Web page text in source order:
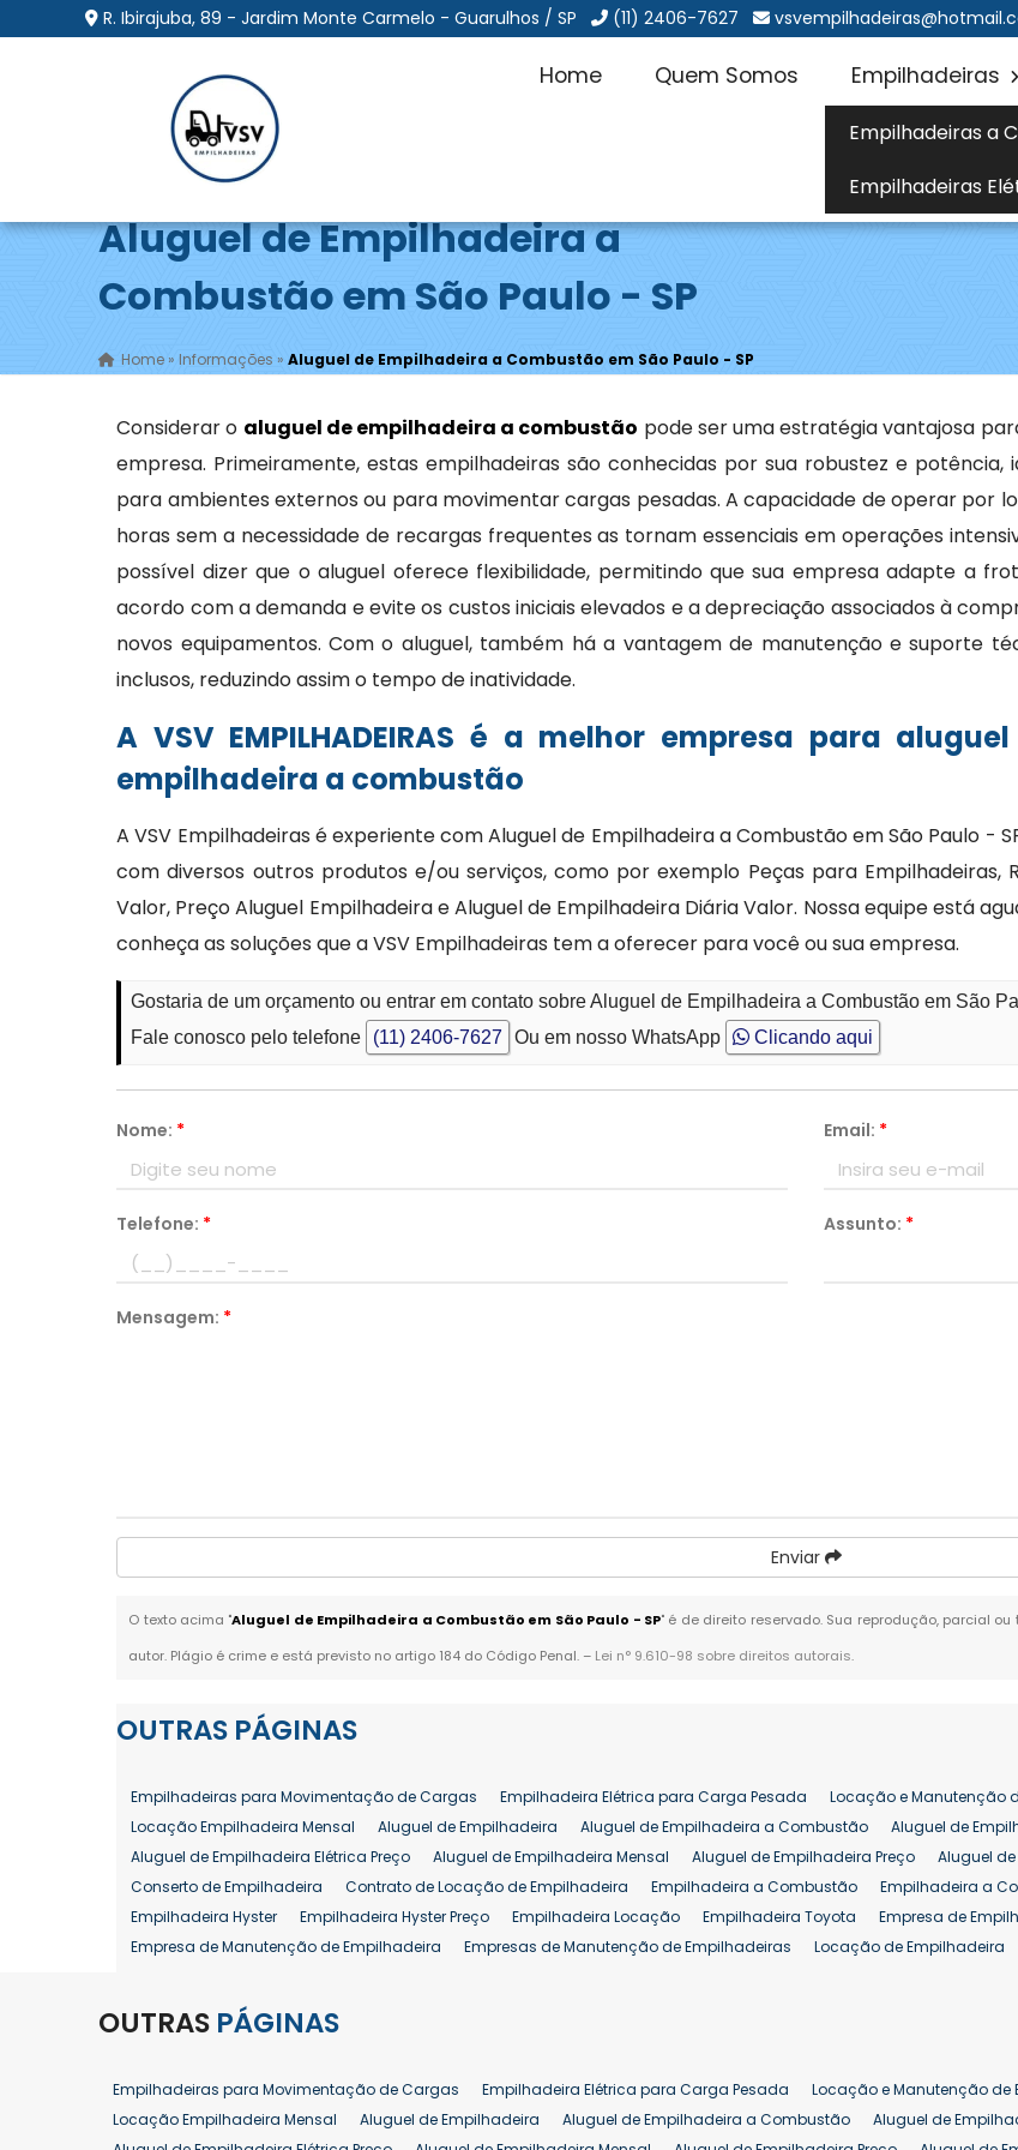
R. Ibirajuba, 89 - Jardim Monte Carmelo - Guarulhos / SP (11) 2406-7627
Home Quem Somos Empilhadeiras
Empilhadeiras a
Empilhadeiras
Aluguel de Empilhadeira a
Combustão em São Paulo - SP
Home »Informações »Aluguel de Empilhadeira a Combustão em São Paulo - SP
Considerar o aluguel de empilhadeira a combustão pode ser uma estratégia vantajosa
empresa. Primeiramente, estas empilhadeiras são conhecidas por sua robustez e potência,
para ambientes externos ou para movimentar cargas pesadas. A capacidade de operar por
horas sem a necessidade de recargas frequentes as tornam essenciais em operações
possível dizer que o aluguel oferece flexibilidade, permitindo que sua empresa adapte a
acordo com a demanda e evite os custos iniciais elevados e a depreciação associados à
novos equipamentos. Com o aluguel, também há a vantagem de manutenção e suporte
inclusos, reduzindo assim o tempo de inatividade.
A VSV EMPILHADEIRAS é a melhor empresa para
empilhadeira a combustão
A VSV Empilhadeiras é experiente com Aluguel de Empilhadeira a Combustão em São Paulo -
com diversos outros produtos e/ou serviços, como por exemplo Peças para Empilhadeiras,
Valor, Preço Aluguel Empilhadeira e Aluguel de Empilhadeira Diária Valor. Nossa equipe está
conheça as soluções que a VSV Empilhadeiras tem a oferecer para você ou sua empresa.
Gostaria de um orçamento ou entrar em contato sobre Aluguel de Empilhadeira a Combustão em São
Fale conosco pelo telefone
(11) 2406-7627 Ou em nosso WhatsApp Clicando aqui
Nome: * Email: *
Telefone: * Assunto: *
Mensagem: *
Enviar
O texto acima "Aluguel de Empilhadeira a Combustão em São Paulo - SP" é de direito reservado. Sua reprodução, parcial
autor. Plágio é crime e está previsto no artigo 184 do Código Penal. – Lei n° 9.610-98 sobre direitos autorais.
OUTRAS PÁGINAS
Empilhadeiras para Movimentação de Cargas Empilhadeira Elétrica para Carga Pesada Locação e Manutenção
Locação Empilhadeira Mensal
Aluguel de Empilhadeira Aluguel de Empilhadeira a Combustão Aluguel de
Aluguel de Empilhadeira Elétrica Preço
Aluguel de Empilhadeira Mensal Aluguel de Empilhadeira Preço Aluguel
Conserto de Empilhadeira
Contrato de Locação de Empilhadeira Empilhadeira a Combustão Empilhadeira a
Empilhadeira Hyster
Empilhadeira Hyster Preço Empilhadeira Locação Empilhadeira Toyota Empresa de
Empresa de Manutenção de Empilhadeira
Empresas de Manutenção de Empilhadeiras Locação de Empilhadeira
Manutenção em Empilhadeiras
Reforma de Empilhadeira
Aluguel de Empilhadeira 25 ton
Locação de Empilhadeira 25 ton Comprar Empilhadeira 25 ton Empilhadeira a
Venda Empilhadeiras 25 ton
OUTRAS PÁGINAS
Empilhadeiras para Movimentação de Cargas Empilhadeira Elétrica para Carga Pesada Locação e Manutenção de
Locação Empilhadeira Mensal
Aluguel de Empilhadeira Aluguel de Empilhadeira a Combustão Aluguel de